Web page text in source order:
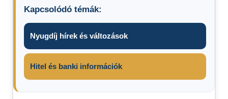
Kapcsolódó témák:
Nyugdíj hírek és változások
Hitel és banki információk